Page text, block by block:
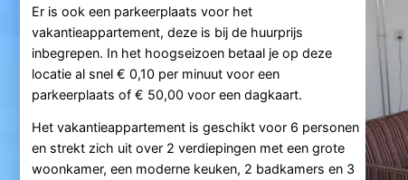
Er is ook een parkeerplaats voor het
vakantieappartement, deze is bij de huurprijs
inbegrepen. In het hoogseizoen betaal je op deze
locatie al snel € 0,10 per minuut voor een
parkeerplaats of € 50,00 voor een dagkaart.
Het vakantieappartement is geschikt voor 6 personen
en strekt zich uit over 2 verdiepingen met een grote
woonkamer, een moderne keuken, 2 badkamers en 3